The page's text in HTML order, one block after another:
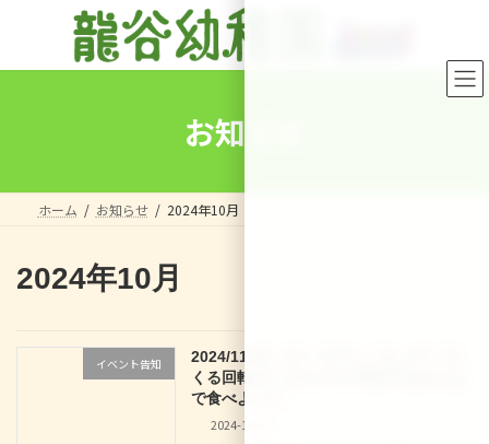
ン
ー
お知らせ
ホーム お知らせ 2024年10月
2024年10月
イベント告知
2024/11/19（火） なでしこきっず くる
くる回転ずし＆ホクホク焼き芋をみんな
で食べよう☆
2024-10-27